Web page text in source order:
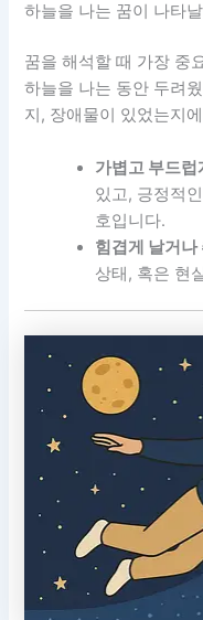
하늘을 나는 꿈이 나타
꿈을 해석할 때 가장 중
하늘을 나는 동안 두려
지, 장애물이 있었는지
가볍고 부드럽
있고, 긍정적
호입니다.
힘겹게 날거나
상태, 혹은 현